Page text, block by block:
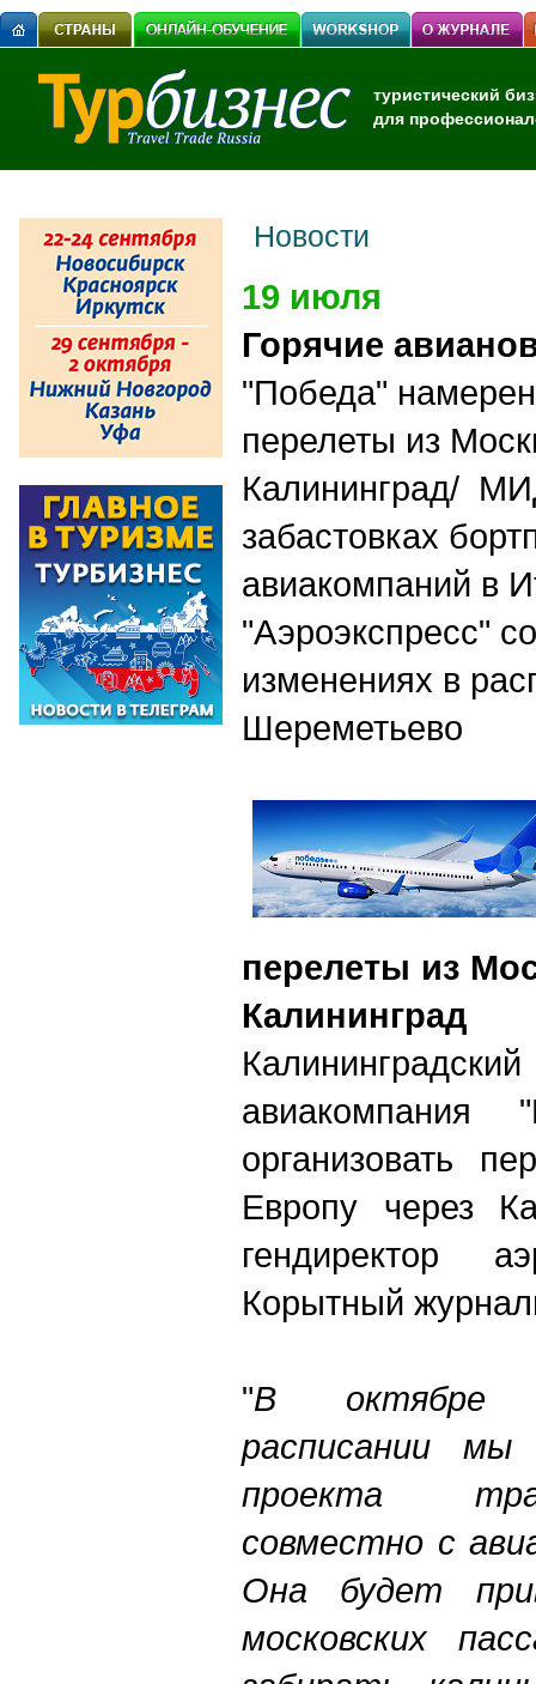
туристический
для
Новости
19 июля
Горячие
"Победа"
перелеты из
Калининград/
забастовках
авиакомпаний в
"Аэроэкспресс"
изменениях в
Шереметьево
перелеты из
Калининград
авиакомпания
организовать
Европу через
гендиректор
Корытный
"В октябре
расписании мы
проекта
совместно с
Она будет
московских